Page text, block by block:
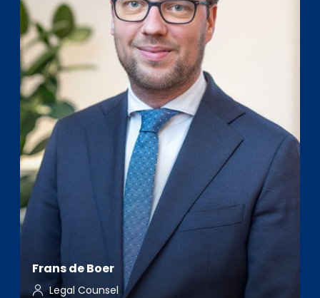
Frans de Boer
Legal Counsel